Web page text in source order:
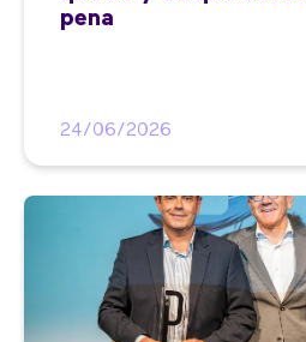
pena
24/06/2026